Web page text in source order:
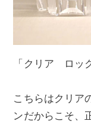
「クリア ロッ
こちらはクリア
ンだからこそ、